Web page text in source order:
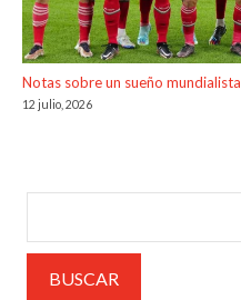
Notas sobre un sueño mundialista
12 julio, 2026